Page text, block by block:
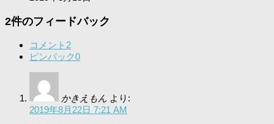
2件のフィードバック
コメント 2
ピンバック0
かきえもん より:
2019年8月22日 7:21 AM